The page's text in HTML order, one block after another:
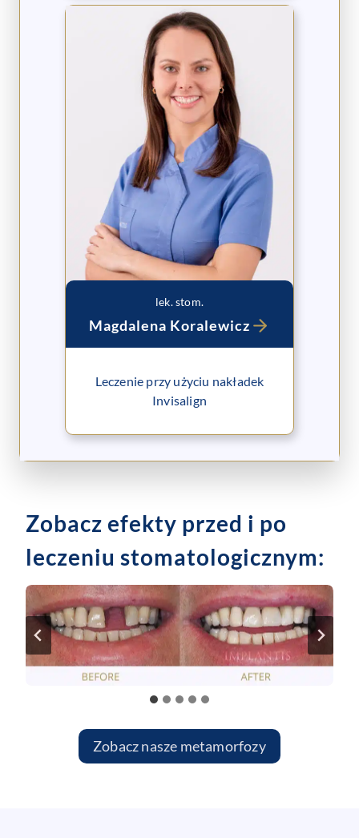
lek. stom.
Magdalena Koralewicz
Leczenie przy użyciu nakładek
Invisalign
Zobacz efekty przed i po
leczeniu stomatologicznym:
Zobacz nasze metamorfozy